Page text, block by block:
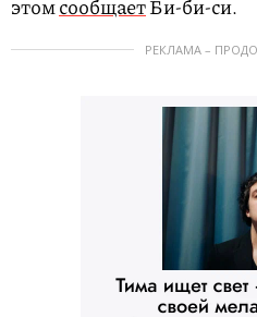
этомсообщаетБи-би-си.
РЕКЛАМА –